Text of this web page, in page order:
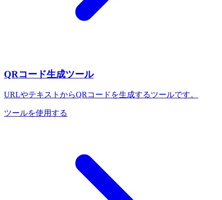
QRコード生成ツール
URLやテキストからQRコードを生成するツールです。
ツールを使用する